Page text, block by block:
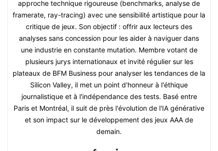
approche technique rigoureuse (benchmarks, analyse de
framerate, ray-tracing) avec une sensibilité artistique pour la
critique de jeux. Son objectif : offrir aux lecteurs des
analyses sans concession pour les aider à naviguer dans
une industrie en constante mutation. Membre votant de
plusieurs jurys internationaux et invité régulier sur les
plateaux de BFM Business pour analyser les tendances de la
Silicon Valley, il met un point d'honneur à l'éthique
journalistique et à l'indépendance des tests. Basé entre
Paris et Montréal, il suit de près l'évolution de l'IA générative
et son impact sur le développement des jeux AAA de
demain.